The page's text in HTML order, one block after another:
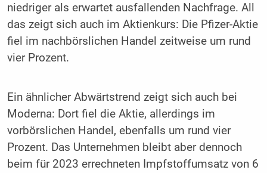
niedriger als erwartet ausfallenden Nachfrage. All
das zeigt sich auch im Aktienkurs: Die Pfizer-Aktie
fiel im nachbörslichen Handel zeitweise um rund
vier Prozent.
Ein ähnlicher Abwärtstrend zeigt sich auch bei
Moderna: Dort fiel die Aktie, allerdings im
vorbörslichen Handel, ebenfalls um rund vier
Prozent. Das Unternehmen bleibt aber dennoch
beim für 2023 errechneten Impfstoffumsatz von 6